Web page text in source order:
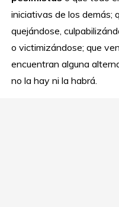
iniciativas de los demás;
quejándose,
o victimizándose; que
encuentran alguna
no la hay ni la habrá.